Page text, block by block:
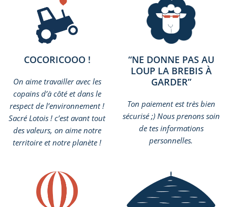
COCORICOOO !
On aime travailler avec les
copains d’à côté et dans le
respect de l’environnement !
Sacré Lotois ! c’est avant tout
des valeurs, on aime notre
territoire et notre planète !
“NE DONNE PAS AU
LOUP LA BREBIS À
GARDER”
Ton paiement est très bien
sécurisé ;) Nous prenons soin
de tes informations
personnelles.